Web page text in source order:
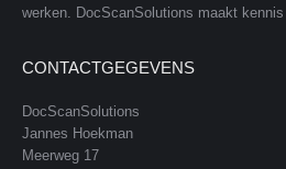
werken. DocScanSolutions maakt
CONTACTGEGEVENS
DocScanSolutions
Jannes Hoekman
Meerweg 17